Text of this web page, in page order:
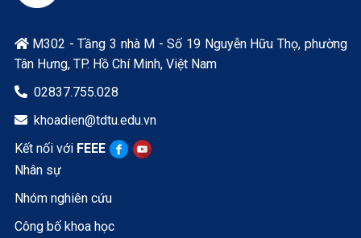
M302 - Tầng 3 nhà M - Số 19 Nguyễn Hữu Thọ, phường
Tân Hưng, TP. Hồ Chí Minh, Việt Nam
 02837.755.028
 khoadien@tdtu.edu.vn
Kết nối với FEEE
Nhân sự
Nhóm nghiên cứu
Công bố khoa học